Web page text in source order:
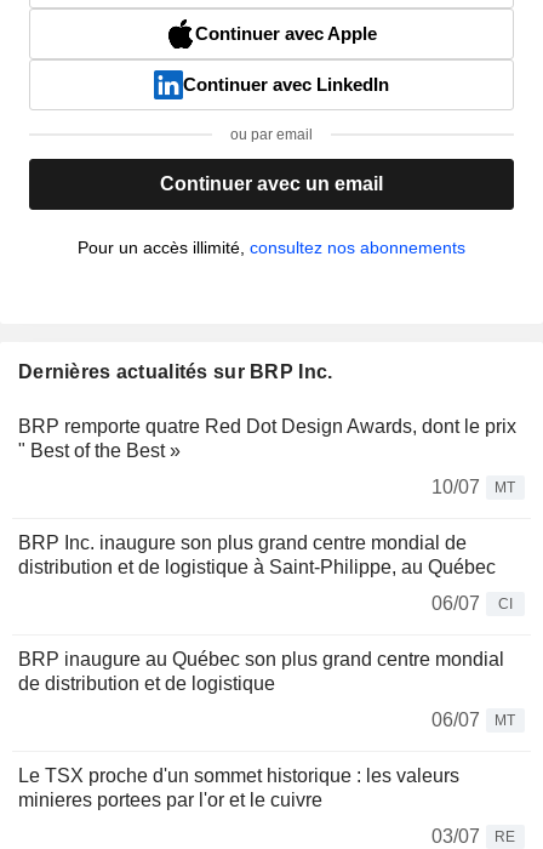
Continuer avec Apple
Continuer avec LinkedIn
ou par email
Continuer avec un email
Pour un accès illimité, consultez nos abonnements
Dernières actualités sur BRP Inc.
BRP remporte quatre Red Dot Design Awards, dont le prix
" Best of the Best »
10/07
MT
BRP Inc. inaugure son plus grand centre mondial de
distribution et de logistique à Saint-Philippe, au Québec
06/07
CI
BRP inaugure au Québec son plus grand centre mondial
de distribution et de logistique
06/07
MT
Le TSX proche d'un sommet historique : les valeurs
minieres portees par l'or et le cuivre
03/07
RE